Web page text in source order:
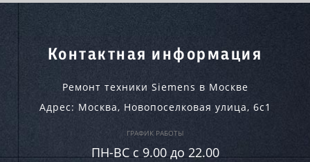
Контактная информация
Ремонт техники Siemens в Москве
Адрес: Москва, Новопоселковая улица, 6с1
ГРАФИК РАБОТЫ
ПН-ВC c 9.00 до 22.00